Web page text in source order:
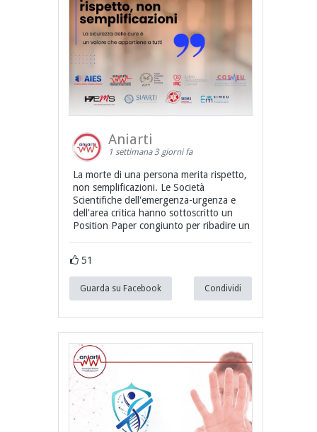
Aniarti
1 settimana 3 giorni fa
La morte di una persona merita rispetto,
non semplificazioni. Le Società
Scientifiche dell'emergenza-urgenza e
dell'area critica hanno sottoscritto un
Position Paper congiunto per ribadire un
51
Guarda su Facebook Condividi